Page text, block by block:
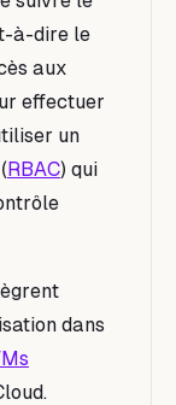
à-dire le
aux
effectuer
un
RBAC) qui
dans